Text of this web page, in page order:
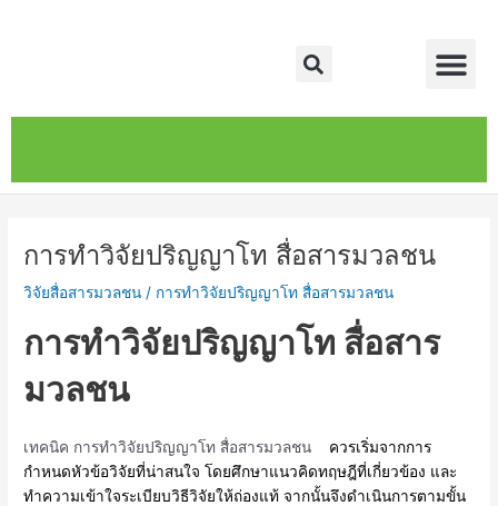
Search
การทำวิจัยปริญญาโท สื่อสารมวลชน
วิจัยสื่อสารมวลชน / การทำวิจัยปริญญาโท สื่อสารมวลชน
การทำวิจัยปริญญาโท สื่อสาร
มวลชน
เทคนิค การทำวิจัยปริญญาโท สื่อสารมวลชน ควรเริ่มจากการ
กำหนดหัวข้อวิจัยที่น่าสนใจ โดยศึกษาแนวคิดทฤษฎีที่เกี่ยวข้อง และ
ทำความเข้าใจระเบียบวิธีวิจัยให้ถ่องแท้ จากนั้นจึงดำเนินการตามขั้น